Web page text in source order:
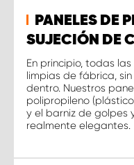
PANELES DE
SUJECIÓN DE
En principio, todas
limpias de fábrica,
dentro. Nuestros
polipropileno
y el barniz de golpes
realmente elegantes.